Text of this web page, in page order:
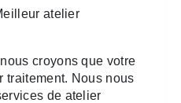
atelier
croyons que votre
traitement. Nous nous
de atelier